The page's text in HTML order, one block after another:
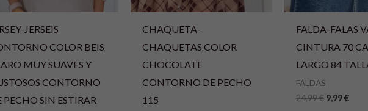
JERSEIS
COLOR BEIS
MUY SUAVES Y
CONTORNO
PECHO SIN ESTIRAR
CHAQUETA-
CHAQUETAS COLOR
CHOCOLATE
CONTORNO DE PECHO
115
FALDA-FALAS
CINTURA 70
LARGO 84
FALDAS
24,99€ 9,99€